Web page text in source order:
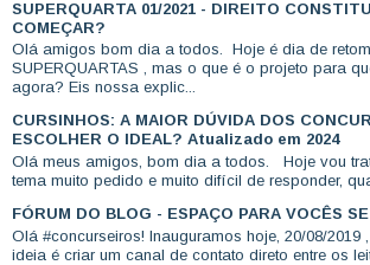
SUPERQUARTA 01/2021 - DIREITO
COMEÇAR?
Olá amigos bom dia a todos. Hoje é dia de
SUPERQUARTAS , mas o que é o projeto para
agora? Eis nossa explic...
CURSINHOS: A MAIOR DÚVIDA DOS
ESCOLHER O IDEAL? Atualizado em 2024
Olá meus amigos, bom dia a todos. Hoje vou
tema muito pedido e muito difícil de responder,
FÓRUM DO BLOG - ESPAÇO PARA VOCÊS
Olá #concurseiros! Inauguramos hoje, 20/08/2019
ideia é criar um canal de contato direto entre os